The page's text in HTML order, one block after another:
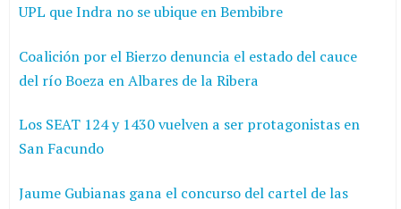
UPL que Indra no se ubique en Bembibre
Coalición por el Bierzo denuncia el estado del cauce
del río Boeza en Albares de la Ribera
Los SEAT 124 y 1430 vuelven a ser protagonistas en
San Facundo
Jaume Gubianas gana el concurso del cartel de las